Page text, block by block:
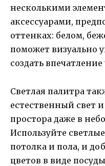
несколькими
аксессуарами,
оттенках: белом,
поможет визуально
создать
Светлая палитра
естественный свет
простора даже в
Используйте
потолка и пола, и
цветов в виде